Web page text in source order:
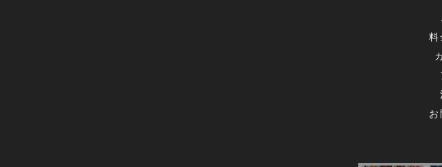
料
お